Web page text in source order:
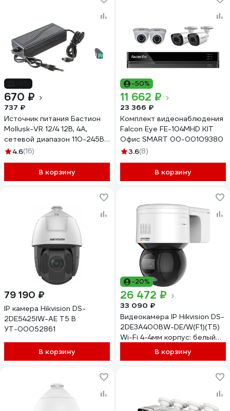
670 ₽
737 ₽
Источник питания Бастион
Mollusk-VR 12/4 12В, 4А,
сетевой диапазон 110-245В
провод с вилкой 8836
4.6(16)
В корзину
-50%
11 662 ₽
23 366 ₽
Комплект видеонаблюдения
Falcon Eye FE-104MHD KIT
Офис SMART 00-00109380
3.6(8)
В корзину
79 190 ₽
IP камера Hikvision DS-
2DE5425IW-AE T5 B
УТ-00052861
В корзину
-20%
26 472 ₽
33 090 ₽
Видеокамера IP Hikvision DS-
2DE3A400BW-DE/W(F1)(T5)
Wi-Fi 4-4мм корпус: белый
В корзину